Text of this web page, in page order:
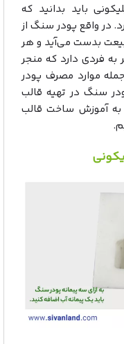
باید بدانید که
در واقع پودر سنگ از
بدست می‌آید و هر
فردی دارد که منجر
موارد مصرف پودر
سنگ در تهیه قالب
آموزش ساخت قالب